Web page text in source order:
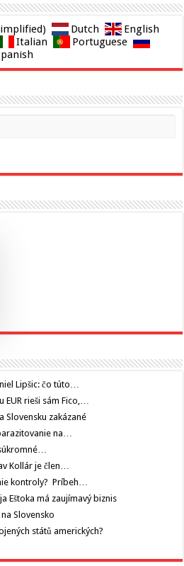
Dutch
English
Italian
Portuguese
Lipšic: čo túto…
EUR rieši sám Fico,…
Slovensku zakázané
na…
Kollár je člen…
kontroly? Príbeh…
Eštoka má zaujímavý biznis
Slovensko
států amerických?